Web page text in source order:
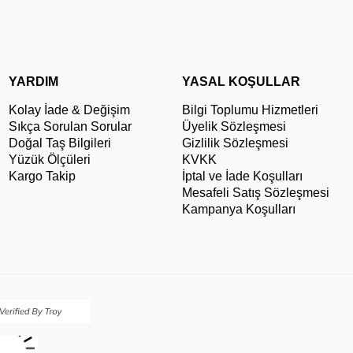
YARDIM
Kolay İade & Değişim
Sıkça Sorulan Sorular
Doğal Taş Bilgileri
Yüzük Ölçüleri
Kargo Takip
YASAL KOŞULLAR
Bilgi Toplumu Hizmetleri
Üyelik Sözleşmesi
Gizlilik Sözleşmesi
KVKK
İptal ve İade Koşulları
Mesafeli Satış Sözleşmesi
Kampanya Koşulları